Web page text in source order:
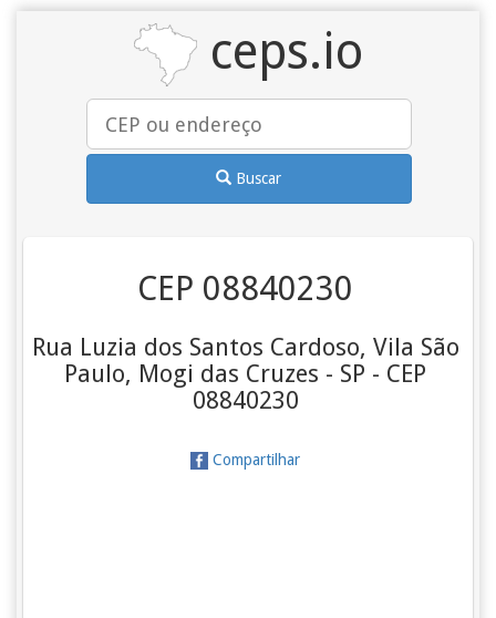
ceps.io
Buscar
CEP 08840230
Rua Luzia dos Santos Cardoso, Vila São
Paulo, Mogi das Cruzes - SP - CEP
08840230
Compartilhar